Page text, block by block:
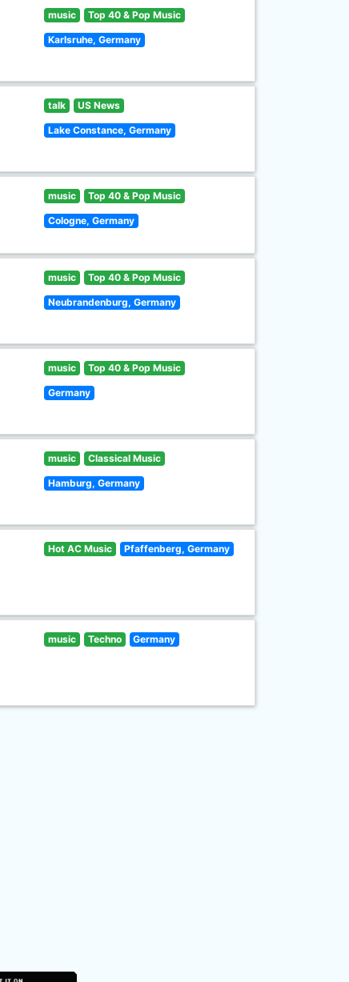
music Top 40 & Pop Music
Karlsruhe, Germany
talk US News
Lake Constance, Germany
music Top 40 & Pop Music
Cologne, Germany
music Top 40 & Pop Music
Neubrandenburg, Germany
music Top 40 & Pop Music
Germany
music Classical Music
Hamburg, Germany
Hot AC Music Pfaffenberg, Germany
music Techno Germany